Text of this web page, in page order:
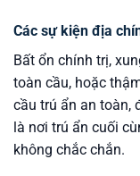
Các sự kiện địa
Bất ổn chính trị,
toàn cầu, hoặc
cầu trú ẩn an toàn,
là nơi trú ẩn cuối
không chắc chắn.